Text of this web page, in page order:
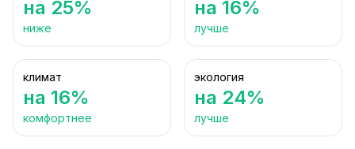
на 25%
ниже
на 16%
лучше
климат
на 16%
комфортнее
экология
на 24%
лучше